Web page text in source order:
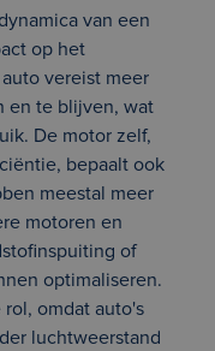
van een
op het
vereist meer
en te blijven, wat
De motor zelf,
bepaalt ook
meestal meer
motoren en
of
optimaliseren.
omdat auto's
luchtweerstand